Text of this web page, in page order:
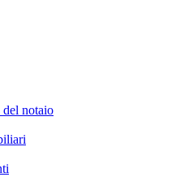
notaio